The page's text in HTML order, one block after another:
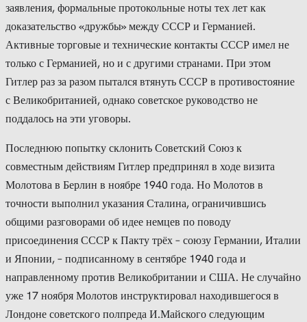
заявления, формальные протокольные ноты тех лет как
доказательство «дружбы» между СССР и Германией.
Активные торговые и технические контакты СССР имел не
только с Германией, но и с другими странами. При этом
Гитлер раз за разом пытался втянуть СССР в противостояние
с Великобританией, однако советское руководство не
поддалось на эти уговоры.
Последнюю попытку склонить Советский Союз к
совместным действиям Гитлер предпринял в ходе визита
Молотова в Берлин в ноябре 1940 года. Но Молотов в
точности выполнил указания Сталина, ограничившись
общими разговорами об идее немцев по поводу
присоединения СССР к Пакту трёх – союзу Германии, Италии
и Японии, – подписанному в сентябре 1940 года и
направленному против Великобритании и США. Не случайно
уже 17 ноября Молотов инструктировал находившегося в
Лондоне советского полпреда И.Майского следующим